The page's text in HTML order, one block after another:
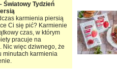
Światowy Tydzień
karmienia piersią
Ci się pić? Karmienie
czas, w którym
pracuje na
Nic więc dziwnego, że
minutach karmienia